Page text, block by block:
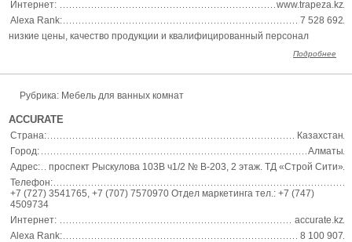
Интернет:
www.trapeza.kz
Alexa Rank:
7 528 692
низкие цены, качество продукции и квалифицированный персонал
Подробнее
Рубрика: Мебель для ванных комнат
ACCURATE
Страна:
Казахстан
Город:
Алматы
Адрес:
проспект Рыскулова 103В ч1/2 № B-203, 2 этаж. ТД «Строй Сити»
Телефон:
+7 (727) 3541765, +7 (707) 7570970 Отдел маркетинга тел.: +7 (747)
4509734
Интернет:
accurate.kz
Alexa Rank:
8 100 907